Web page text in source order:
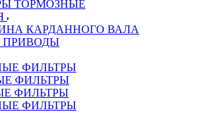
ТОРМОЗНЫЕ
КАРДАННОГО ВАЛА
ФИЛЬТРЫ
ФИЛЬТРЫ
ФИЛЬТРЫ
ФИЛЬТРЫ